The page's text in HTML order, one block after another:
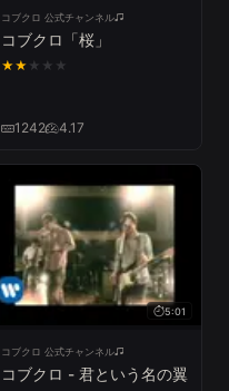
コブクロ 公式チャンネル
コブクロ「桜」
★★ ★ ★ ★
1242 4.17
5:01
コブクロ 公式チャンネル
コブクロ - 君という名の翼